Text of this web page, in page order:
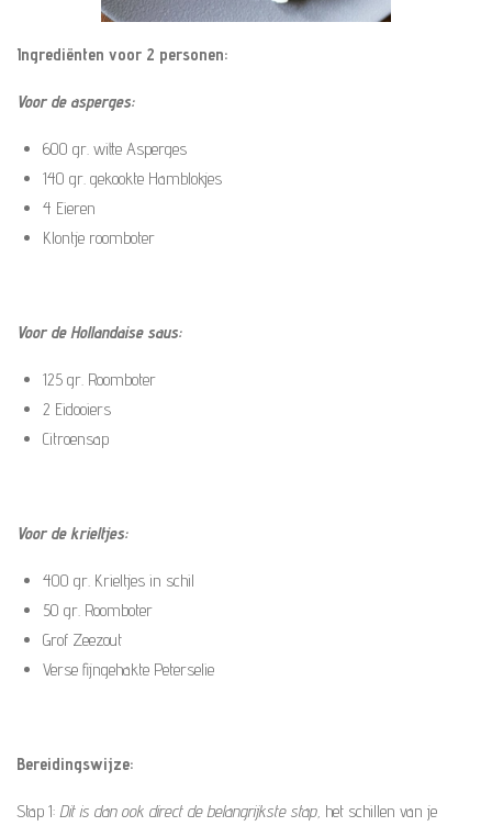
Ingrediënten voor 2 personen:
Voor de asperges:
600 gr. witte Asperges
140 gr. gekookte Hamblokjes
4 Eieren
Klontje roomboter
Voor de Hollandaise saus:
125 gr. Roomboter
2 Eidooiers
Citroensap
Voor de krieltjes:
400 gr. Krieltjes in schil
50 gr. Roomboter
Grof Zeezout
Verse fijngehakte Peterselie
Bereidingswijze:
Stap 1: Dit is dan ook direct de belangrijkste stap, het schillen van je